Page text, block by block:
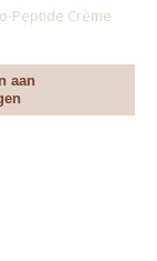
Peptide Crème
aan